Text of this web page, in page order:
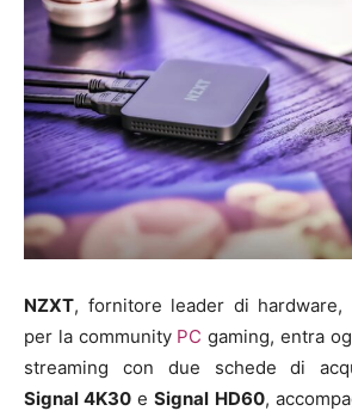
NZXT, fornitore leader di hardware,
per la community PC gaming, entra
streaming con due schede di
Signal 4K30 eSignal HD60,